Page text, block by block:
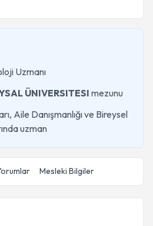
Uzmanı
ÜNIVERSITESI mezunu
Aile Danışmanlığı ve Bireysel
uzman
Mesleki Bilgiler